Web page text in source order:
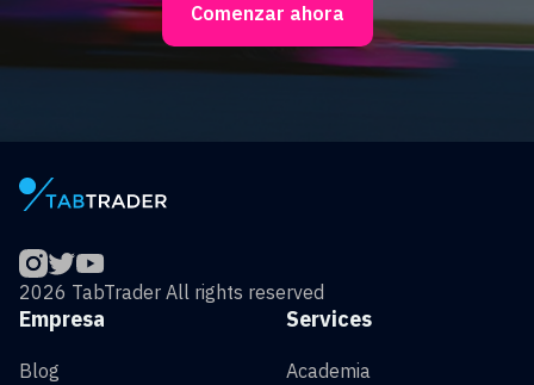
Comenzar ahora
2026 TabTrader All rights reserved
Services
Academia
Empresa
Blog